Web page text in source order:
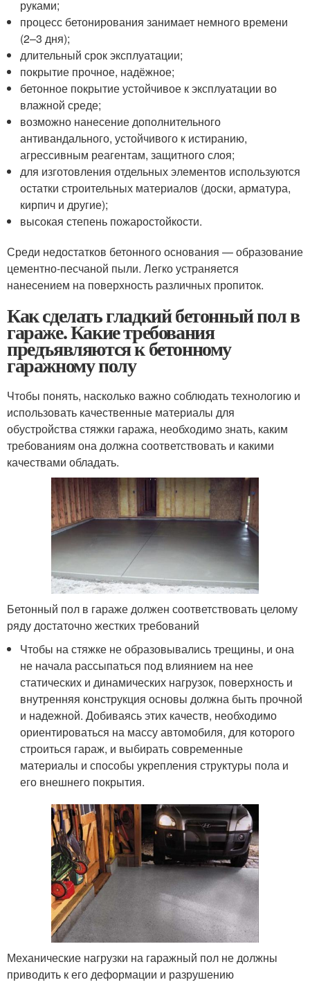
руками;
процесс бетонирования занимает немного времени
(2–3 дня);
длительный срок эксплуатации;
покрытие прочное, надёжное;
бетонное покрытие устойчивое к эксплуатации во
влажной среде;
возможно нанесение дополнительного
антивандального, устойчивого к истиранию,
агрессивным реагентам, защитного слоя;
для изготовления отдельных элементов используются
остатки строительных материалов (доски, арматура,
кирпич и другие);
высокая степень пожаростойкости.
Среди недостатков бетонного основания — образование
цементно-песчаной пыли. Легко устраняется
нанесением на поверхность различных пропиток.
Как сделать гладкий бетонный пол в
гараже. Какие требования
предъявляются к бетонному
гаражному полу
Чтобы понять, насколько важно соблюдать технологию и
использовать качественные материалы для
обустройства стяжки гаража, необходимо знать, каким
требованиям она должна соответствовать и какими
качествами обладать.
Бетонный пол в гараже должен соответствовать целому
ряду достаточно жестких требований
Чтобы на стяжке не образовывались трещины, и она
не начала рассыпаться под влиянием на нее
статических и динамических нагрузок, поверхность и
внутренняя конструкция основы должна быть прочной
и надежной. Добиваясь этих качеств, необходимо
ориентироваться на массу автомобиля, для которого
строиться гараж, и выбирать современные
материалы и способы укрепления структуры пола и
его внешнего покрытия.
Механические нагрузки на гаражный пол не должны
приводить к его деформации и разрушению